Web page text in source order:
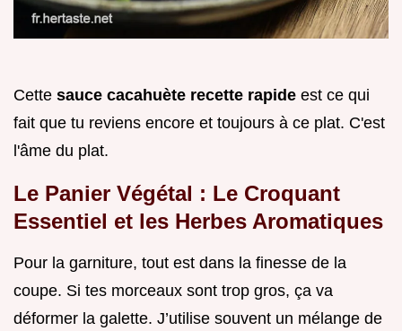
Cette sauce cacahuète recette rapide est ce qui
fait que tu reviens encore et toujours à ce plat. C'est
l'âme du plat.
Le Panier Végétal : Le Croquant
Essentiel et les Herbes Aromatiques
Pour la garniture, tout est dans la finesse de la
coupe. Si tes morceaux sont trop gros, ça va
déformer la galette. J’utilise souvent un mélange de